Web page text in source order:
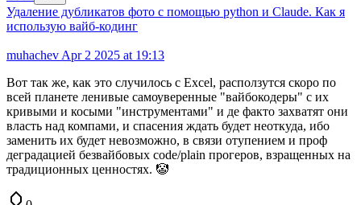
Удаление дубликатов фото с помощью python и Claude. Как я
использую вайб-кодинг
muhachev Apr 2 2025 at 19:13
Вот так же, как это случилось с Excel, расползутся скоро по
всей планете ленивые самоуверенные "вайбокодеры" с их
кривыми и косыми "инструментами" и де факто захватят они
власть над компами, и спасения ждать будет неоткуда, ибо
заменить их будет невозможно, в связи отупением и проф
деградацией безвайбовых code/plain прогеров, взращенных на
традиционных ценностях. 🤡